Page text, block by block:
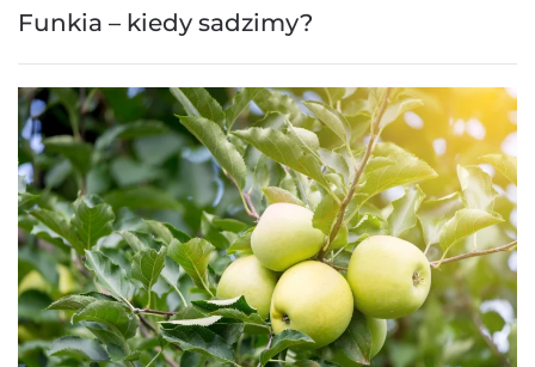
Funkia – kiedy sadzimy?